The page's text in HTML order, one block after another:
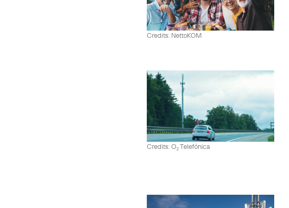
Credits: NettoKOM
Credits: O2Telefónica